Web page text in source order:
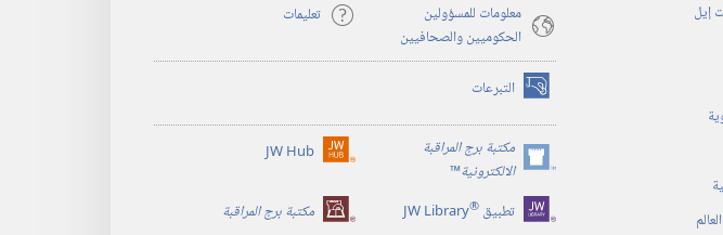
إيل
معلومات للمسؤولين
الحكوميين والصحافيين
تعليمات
التبرعات (يفتح
نافذة
جديدة) مكتبة برج المراقبة
الالكترونية™
(يفتح
نافذة
جديدة)
JW Hub (يفتح
جديدة)
تطبيق ®
JW Library مكتبة برج المراقبة